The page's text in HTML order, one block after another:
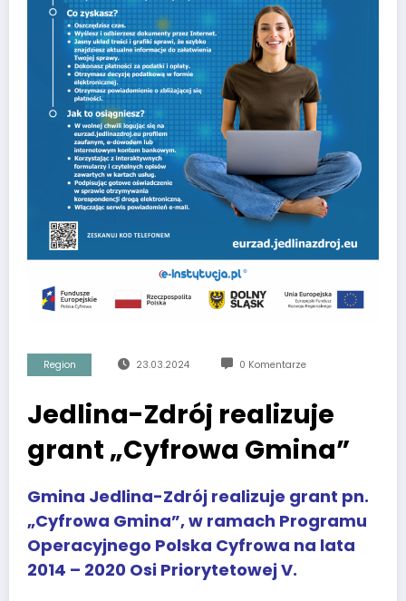
Region 23.03.2024 0 Komentarze
Jedlina-Zdrój realizuje
grant „Cyfrowa Gmina”
Gmina Jedlina-Zdrój realizuje grant pn.
„Cyfrowa Gmina”, w ramach Programu
Operacyjnego Polska Cyfrowa na lata
2014 – 2020 Osi Priorytetowej V.